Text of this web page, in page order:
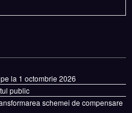
la 1 octombrie 2026
public
schemei de compensare